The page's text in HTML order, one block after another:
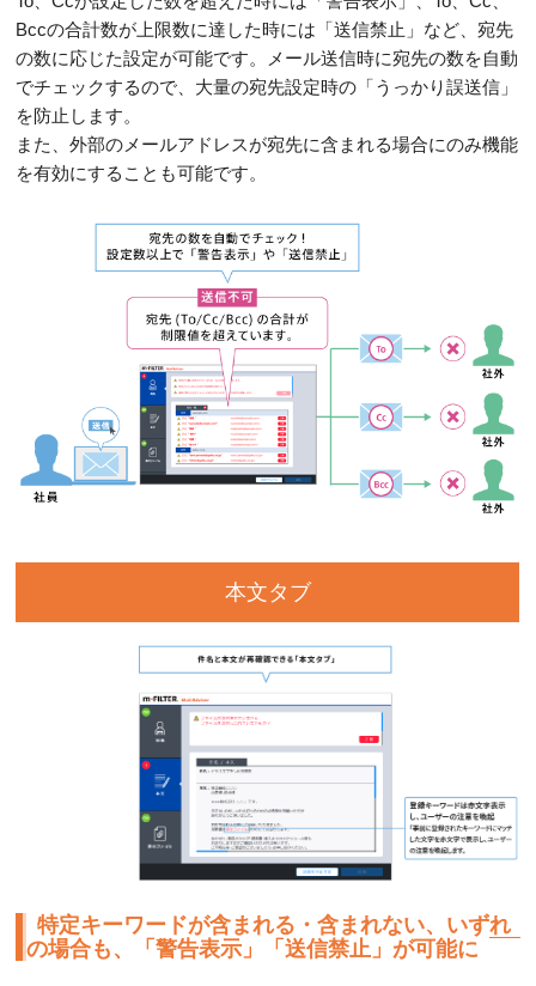
Bccの合計数が上限数に達した時には「送信禁止」など、宛先
の数に応じた設定が可能です。メール送信時に宛先の数を自動
でチェックするので、大量の宛先設定時の「うっかり誤送信」
を防止します。
また、外部のメールアドレスが宛先に含まれる場合にのみ機能
を有効にすることも可能です。
本文タブ
特定キーワードが含まれる・含まれない、いずれ
の場合も、「警告表示」「送信禁止」が可能に